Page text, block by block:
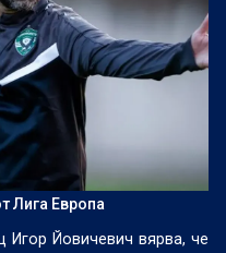
Лига Европа
Игор Йовичевич вярва, че